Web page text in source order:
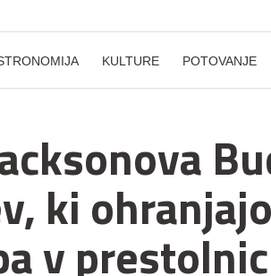
KULTURE POTOVANJE
ki
v